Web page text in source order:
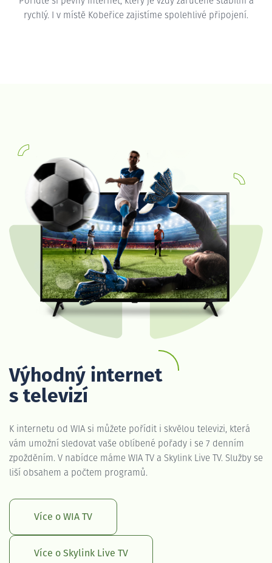
rychlý. I v místě Kobeřice zajistíme spolehlivé připojení.
Výhodný internet
s televizí
K internetu od WIA si můžete pořídit i skvělou televizi, která
vám umožní sledovat vaše oblíbené pořady i se 7 denním
zpožděním. V nabídce máme WIA TV a Skylink Live TV. Služby se
liší obsahem a počtem programů.
Více o WIA TV
Více o Skylink Live TV